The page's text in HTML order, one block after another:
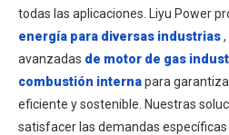
todas las aplicaciones.
Liyu Power
energía para diversas industrias
avanzadas de motor de gas
combustión internapara
eficiente y sostenible. Nuestras
satisfacer las demandas